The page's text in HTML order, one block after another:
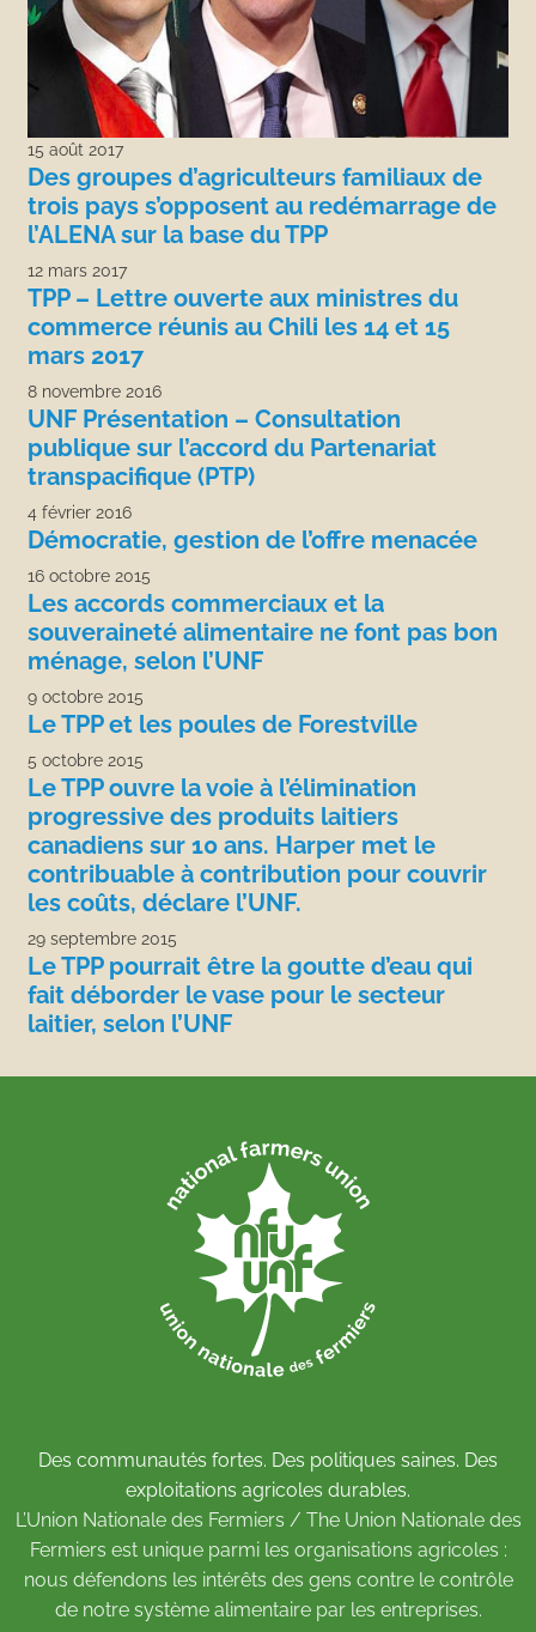
15 août 2017
Des groupes d’agriculteurs familiaux de
trois pays s’opposent au redémarrage de
l’ALENA sur la base du TPP
12 mars 2017
TPP – Lettre ouverte aux ministres du
commerce réunis au Chili les 14 et 15
mars 2017
8 novembre 2016
UNF Présentation – Consultation
publique sur l’accord du Partenariat
transpacifique (PTP)
4 février 2016
Démocratie, gestion de l’offre menacée
16 octobre 2015
Les accords commerciaux et la
souveraineté alimentaire ne font pas bon
ménage, selon l’UNF
9 octobre 2015
Le TPP et les poules de Forestville
5 octobre 2015
Le TPP ouvre la voie à l’élimination
progressive des produits laitiers
canadiens sur 10 ans. Harper met le
contribuable à contribution pour couvrir
les coûts, déclare l’UNF.
29 septembre 2015
Le TPP pourrait être la goutte d’eau qui
fait déborder le vase pour le secteur
laitier, selon l’UNF
Des communautés fortes. Des politiques saines. Des
exploitations agricoles durables.
L’Union Nationale des Fermiers / The Union Nationale des
Fermiers est unique parmi les organisations agricoles :
nous défendons les intérêts des gens contre le contrôle
de notre système alimentaire par les entreprises.